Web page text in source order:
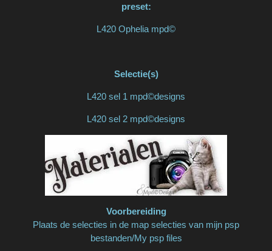
preset:
L420 Ophelia mpd©
Selectie(s)
L420 sel 1 mpd©designs
L420 sel 2 mpd©designs
Voorbereiding
Plaats de selecties in de map selecties van mijn psp
bestanden/My psp files